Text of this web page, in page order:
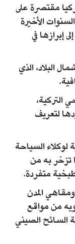
مقتصرة على
الأخيرة
إبرازها في
البلاد، الذي
التركية،
لتعريف
السياحة
تزخر به من
متفردة.
المدن
من مواقع
السائح الصيني